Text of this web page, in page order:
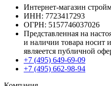
Интернет-магазин
ИНН: 7723417293
ОГРН: 5157746037026
Представленная на
и наличии товара носит
являеется публичной
+7 (495) 649-69-09
+7 (495) 662-98-94